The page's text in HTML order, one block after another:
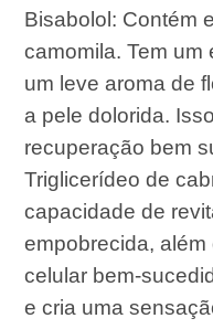
Bisabolol: Contém
camomila. Tem um
um leve aroma de
a pele dolorida.
recuperação bem
Triglicerídeo de
capacidade de
empobrecida,
celular bem-
e cria uma